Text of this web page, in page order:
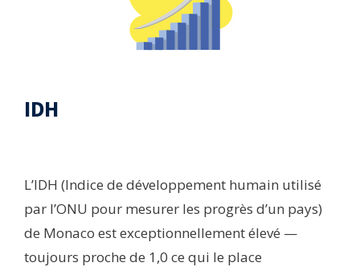
IDH​
L’IDH (Indice de développement humain utilisé
par l’ONU pour mesurer les progrès d’un pays)
de Monaco est exceptionnellement élevé —
toujours proche de 1,0 ce qui le place